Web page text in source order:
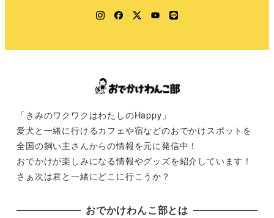
Instagram
Facebook
TwitterYouTube
LINE
「きみのワクワクはわたしのHappy」
愛犬と一緒に行けるカフェや宿などのおでかけスポットを
全国の飼い主さんからの情報を元に発信中！
おでかけが楽しみになる情報やグッズを紹介しています！
さぁ次は君と一緒にどこに行こうか？
おでかけわんこ部とは